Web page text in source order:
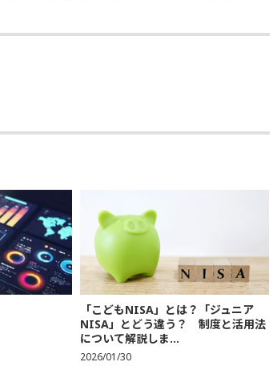
「こどもNISA」とは？「ジュニア
NISA」とどう違う？ 制度と活用法
について解説しま...
2026/01/30